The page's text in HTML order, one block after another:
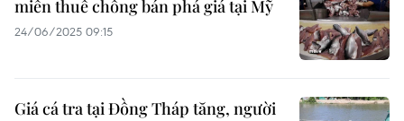
miễn thuế chống bán phá giá tại Mỹ
24/06/2025 09:15
Giá cá tra tại Đồng Tháp tăng, người